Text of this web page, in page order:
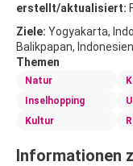
erstellt/aktualisiert:
Ziele: Yogyakarta,
Balikpapan,
Themen
Natur
Inselhopping
Kultur
Informationen